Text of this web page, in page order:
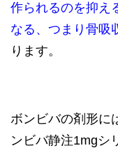
作られるのを抑え
なる、つまり骨吸
ります。
ボンビバの剤形に
ンビバ静注1mgシ